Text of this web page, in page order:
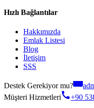
Hızlı Bağlantılar
Hakkımızda
Emlak Listesi
Blog
İletişim
SSS
Destek Gerekiyor mu?
Müşteri Hizmetleri
+90